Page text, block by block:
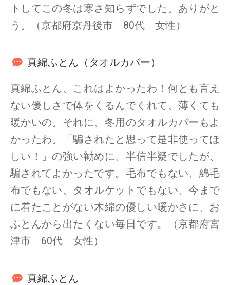
トしてこの冬は寒さ知らずでした。ありがと
う。（京都府京丹後市 80代 女性）
真綿ふとん（タオルカバー）
真綿ふとん、これはよかったわ！何とも言え
ない優しさで体をくるんでくれて、薄くても
暖かいの。それに、冬用のタオルカバーもよ
かったわ。「騙されたと思って是非使ってほ
しい！」の強い勧めに、半信半疑でしたが、
騙されてよかったです。毛布でもない、綿毛
布でもない、タオルケットでもない、今まで
に着たことがない木綿の優しい暖かさに、お
ふとんから出たくない毎日です。（京都府宮
津市 60代 女性）
真綿ふとん